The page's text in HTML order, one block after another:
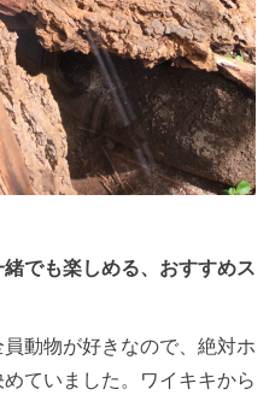
でも楽しめる、おすすめス
動物が好きなので、絶対ホ
ていました。ワイキキから